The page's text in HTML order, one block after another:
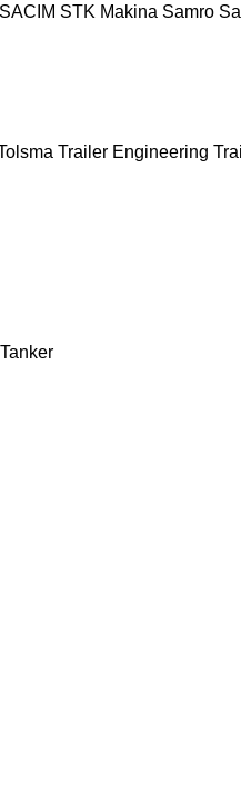
SACIM STK Makina Samro
Trailer Engineering